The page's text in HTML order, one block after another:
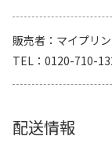
販売者
マイプリ
TEL
0120-710-
配送情報